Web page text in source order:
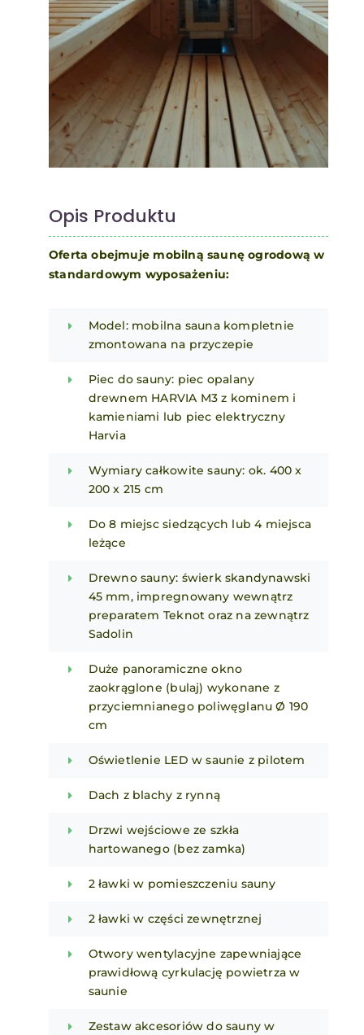
Opis Produktu
Oferta obejmuje mobilną saunę ogrodową w
standardowym wyposażeniu:
Model: mobilna sauna kompletnie
zmontowana na przyczepie
Piec do sauny: piec opalany
drewnem HARVIA M3 z kominem i
kamieniami lub piec elektryczny
Harvia
Wymiary całkowite sauny: ok. 400 x
200 x 215 cm
Do 8 miejsc siedzących lub 4 miejsca
leżące
Drewno sauny: świerk skandynawski
45 mm, impregnowany wewnątrz
preparatem Teknot oraz na zewnątrz
Sadolin
Duże panoramiczne okno
zaokrąglone (bulaj) wykonane z
przyciemnianego poliwęglanu Ø 190
cm
Oświetlenie LED w saunie z pilotem
Dach z blachy z rynną
Drzwi wejściowe ze szkła
hartowanego (bez zamka)
2 ławki w pomieszczeniu sauny
2 ławki w części zewnętrznej
Otwory wentylacyjne zapewniające
prawidłową cyrkulację powietrza w
saunie
Zestaw akcesoriów do sauny w